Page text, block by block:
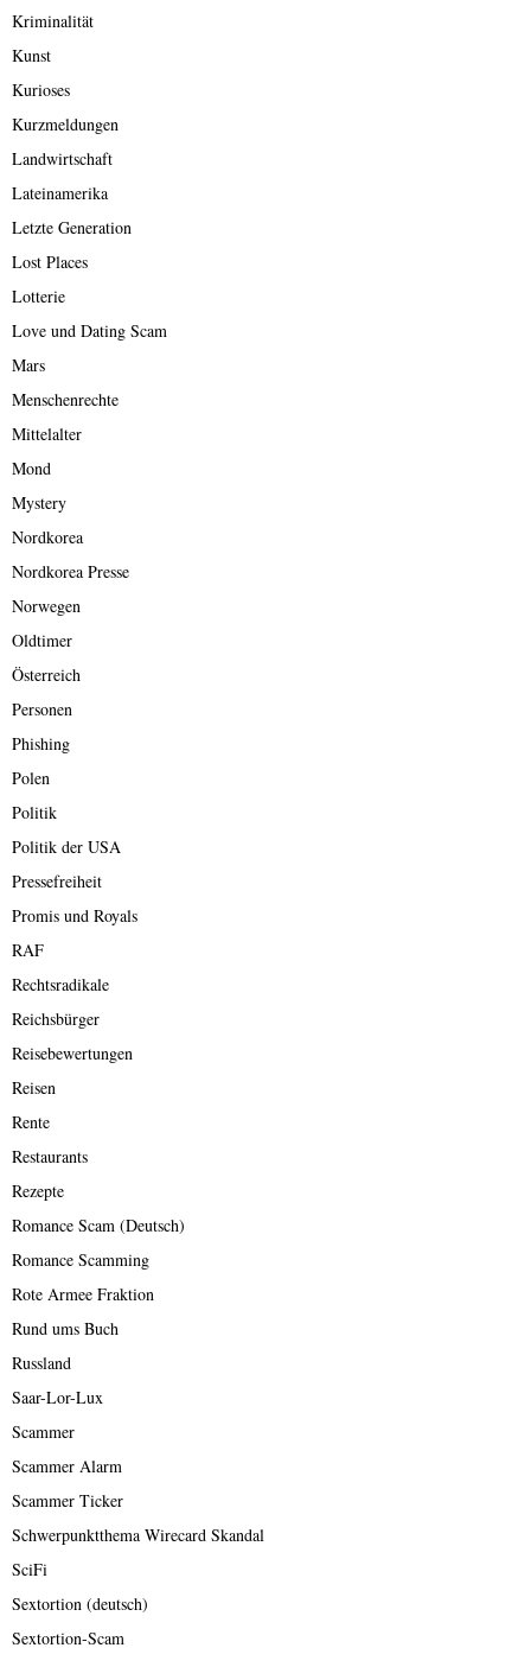
Kriminalität
Kunst
Kurioses
Kurzmeldungen
Landwirtschaft
Lateinamerika
Letzte Generation
Lost Places
Lotterie
Love und Dating Scam
Mars
Menschenrechte
Mittelalter
Mond
Mystery
Nordkorea
Nordkorea Presse
Norwegen
Oldtimer
Österreich
Personen
Phishing
Polen
Politik
Politik der USA
Pressefreiheit
Promis und Royals
RAF
Rechtsradikale
Reichsbürger
Reisebewertungen
Reisen
Rente
Restaurants
Rezepte
Romance Scam (Deutsch)
Romance Scamming
Rote Armee Fraktion
Rund ums Buch
Russland
Saar-Lor-Lux
Scammer
Scammer Alarm
Scammer Ticker
Schwerpunktthema Wirecard Skandal
SciFi
Sextortion (deutsch)
Sextortion-Scam